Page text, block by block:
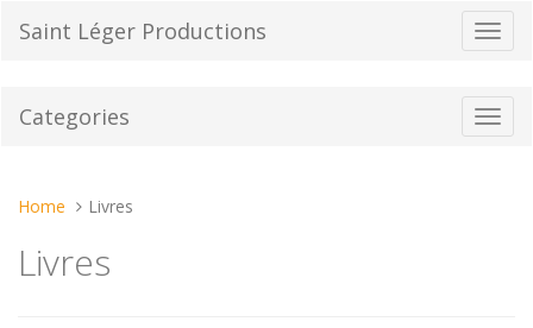
Saint Léger Productions
Categories
You
here:
Home Livres
Livres